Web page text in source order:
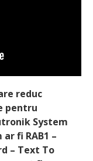
reduc
pentru
System
fi RAB1 –
– Text To